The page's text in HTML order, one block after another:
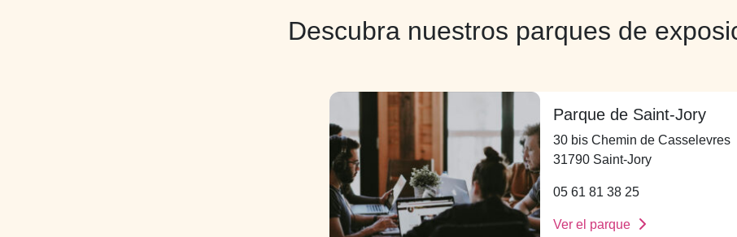
Descubra nuestros parques de
Parque de Saint-Jory
30 bis Chemin de Casselevres
31790 Saint-Jory
05 61 81 38 25
Ver el parque